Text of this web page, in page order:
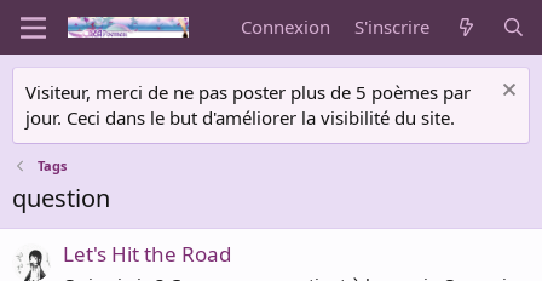
Connexion S'inscrire
Visiteur, merci de ne pas poster plus de 5 poèmes par
jour. Ceci dans le but d'améliorer la visibilité du site.
Tags
question
Let's Hit the Road